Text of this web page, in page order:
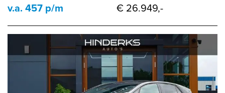
v.a. 457 p/m € 26.949,-